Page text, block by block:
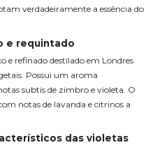
verdadeiramente a essência do
e requintado
e refinado destilado em Londres
Possui um aroma
subtis de zimbro e violeta. O
notas de lavanda e citrinos a
das violetas